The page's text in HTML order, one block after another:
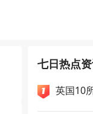
七日热点
英国10